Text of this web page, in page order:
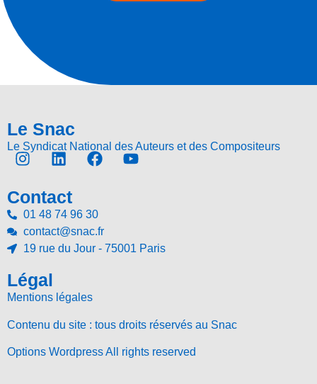
Le Snac
Le Syndicat National des Auteurs et des Compositeurs
Contact
01 48 74 96 30
contact@snac.fr
19 rue du Jour - 75001 Paris
Légal
Mentions légales
Contenu du site : tous droits réservés au Snac
Options Wordpress All rights reserved